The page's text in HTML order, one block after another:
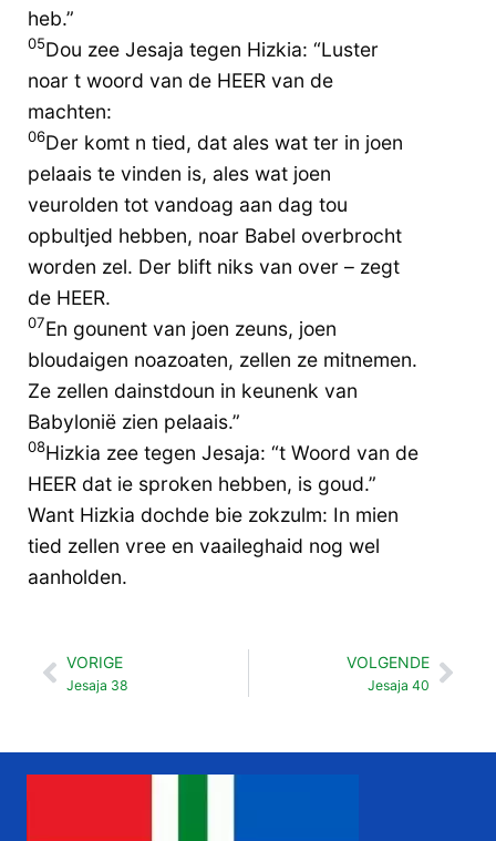
heb.”
05Dou zee Jesaja tegen Hizkia: “Luster
noar t woord van de HEER van de
machten:
06Der komt n tied, dat ales wat ter in joen
pelaais te vinden is, ales wat joen
veurolden tot vandoag aan dag tou
opbultjed hebben, noar Babel overbrocht
worden zel. Der blift niks van over – zegt
de HEER.
07En gounent van joen zeuns, joen
bloudaigen noazoaten, zellen ze mitnemen.
Ze zellen dainstdoun in keunenk van
Babylonië zien pelaais.”
08Hizkia zee tegen Jesaja: “t Woord van de
HEER dat ie sproken hebben, is goud.”
Want Hizkia dochde bie zokzulm: In mien
tied zellen vree en vaaileghaid nog wel
aanholden.
Vorige
VORIGE
Jesaja 38
VOLGENDE
Jesaja 40